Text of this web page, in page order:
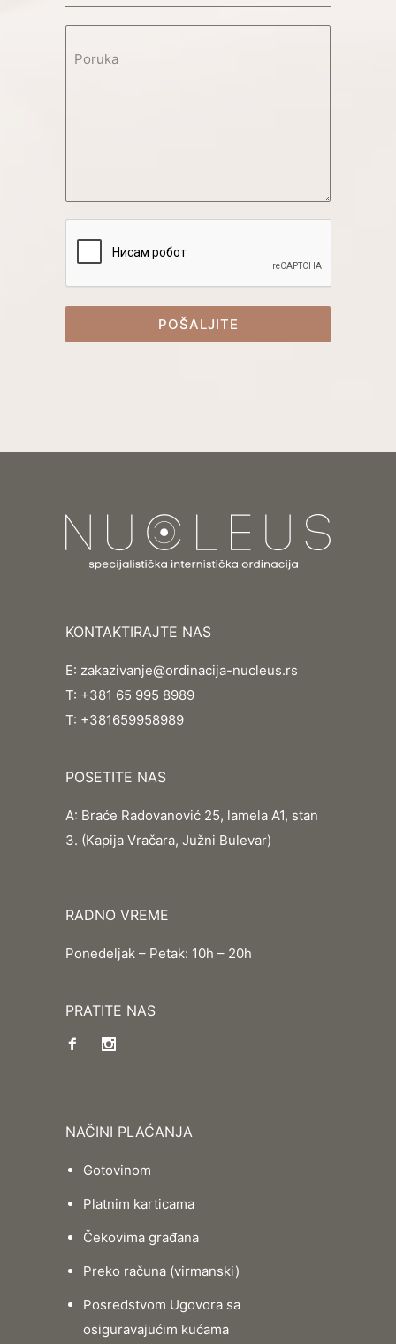
Poruka
POŠALJITE
KONTAKTIRAJTE NAS
E: zakazivanje@ordinacija-nucleus.rs
T: +381 65 995 8989
T: +381659958989
POSETITE NAS
A: Braće Radovanović 25, lamela A1, stan
3. (Kapija Vračara, Južni Bulevar)
RADNO VREME
Ponedeljak – Petak: 10h – 20h
PRATITE NAS
NAČINI PLAĆANJA
Gotovinom
Platnim karticama
Čekovima građana
Preko računa (virmanski)
Posredstvom Ugovora sa
osiguravajućim kućama